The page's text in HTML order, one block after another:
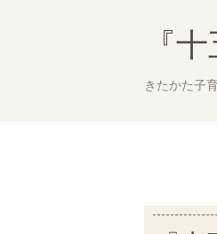
『
きたかた子